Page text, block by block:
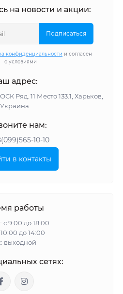
на новости и акции:
Подписаться
конфиденциальности и согласен
с условиями
адрес:
Ряд. 11 Место 133.1, Харьков,
Украина
нам:
10-10
в контакты
работы
с 9:00 до 18:00
до 14:00
выходной
сетях: